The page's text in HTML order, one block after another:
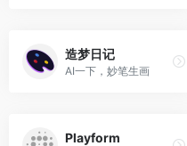
造梦日记
AI一下，妙笔生画
Playform